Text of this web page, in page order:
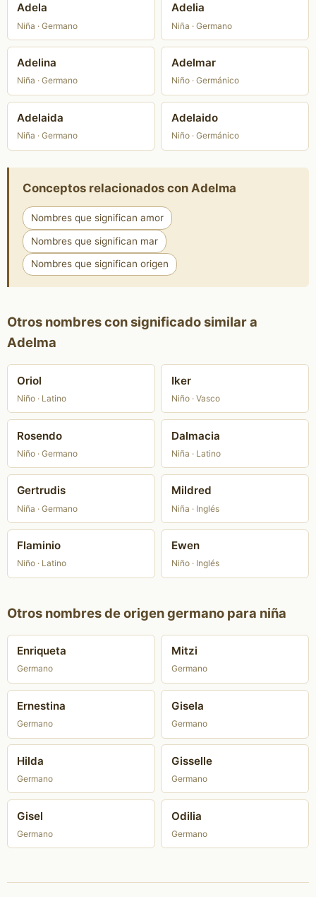
Adela
Niña · Germano
Adelia
Niña · Germano
Adelina
Niña · Germano
Adelmar
Niño · Germánico
Adelaida
Niña · Germano
Adelaido
Niño · Germánico
Conceptos relacionados con Adelma
Nombres que significan amor
Nombres que significan mar
Nombres que significan origen
Otros nombres con significado similar a
Adelma
Oriol
Niño · Latino
Iker
Niño · Vasco
Rosendo
Niño · Germano
Dalmacia
Niña · Latino
Gertrudis
Niña · Germano
Mildred
Niña · Inglés
Flaminio
Niño · Latino
Ewen
Niño · Inglés
Otros nombres de origen germano para niña
Enriqueta
Germano
Mitzi
Germano
Ernestina
Germano
Gisela
Germano
Hilda
Germano
Gisselle
Germano
Gisel
Germano
Odilia
Germano